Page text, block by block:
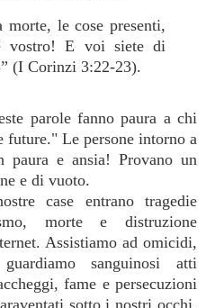
le cose presenti,
vostro! E voi siete di
(I Corinzi 3:22-23).
parole fanno paura a chi
future." Le persone intorno a
e ansia! Provano un
e di vuoto.
case entrano tragedie
morte e distruzione
Assistiamo ad omicidi,
sanguinosi atti
fame e persecuzioni
sotto i nostri occhi.